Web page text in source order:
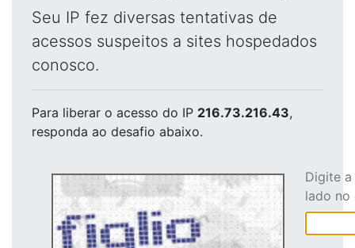
Seu IP fez diversas tentativas de
acessos suspeitos a sites hospedados
conosco.
Para liberar o acesso do IP 216.73.216.43,
responda ao desafio abaixo.
Digite
lado no